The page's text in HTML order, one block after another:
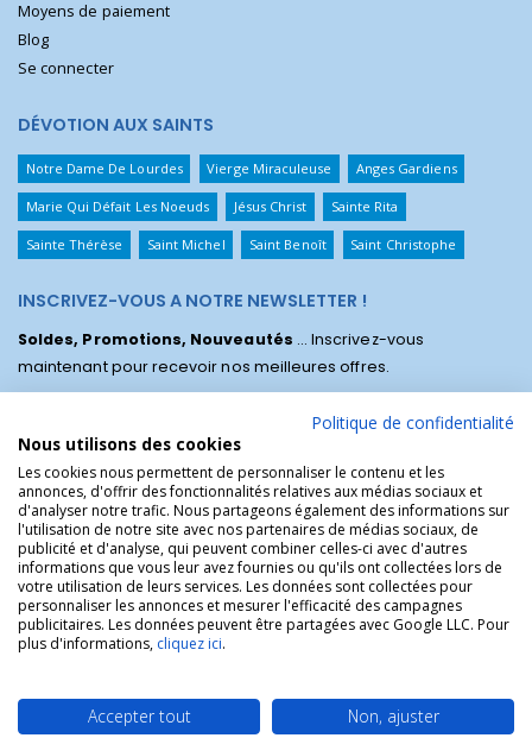
Moyens de paiement
Blog
Se connecter
DÉVOTION AUX SAINTS
Notre Dame De Lourdes Vierge Miraculeuse Anges Gardiens
Marie Qui Défait Les Noeuds Jésus Christ Sainte Rita
Sainte Thérèse Saint Michel Saint Benoît Saint Christophe
INSCRIVEZ-VOUS A NOTRE NEWSLETTER !
Soldes, Promotions, Nouveautés ... Inscrivez-vous
maintenant pour recevoir nos meilleures offres.
La Boutique des Chrétiens © | La boutique religieuse chrétienne de
référence !.
Politique de confidentialité
Nous utilisons des cookies
Les cookies nous permettent de personnaliser le contenu et les
annonces, d'offrir des fonctionnalités relatives aux médias sociaux et
d'analyser notre trafic. Nous partageons également des informations sur
l'utilisation de notre site avec nos partenaires de médias sociaux, de
publicité et d'analyse, qui peuvent combiner celles-ci avec d'autres
informations que vous leur avez fournies ou qu'ils ont collectées lors de
votre utilisation de leurs services. Les données sont collectées pour
personnaliser les annonces et mesurer l'efficacité des campagnes
publicitaires. Les données peuvent être partagées avec Google LLC. Pour
plus d'informations, cliquez ici.
Accepter tout Non, ajuster